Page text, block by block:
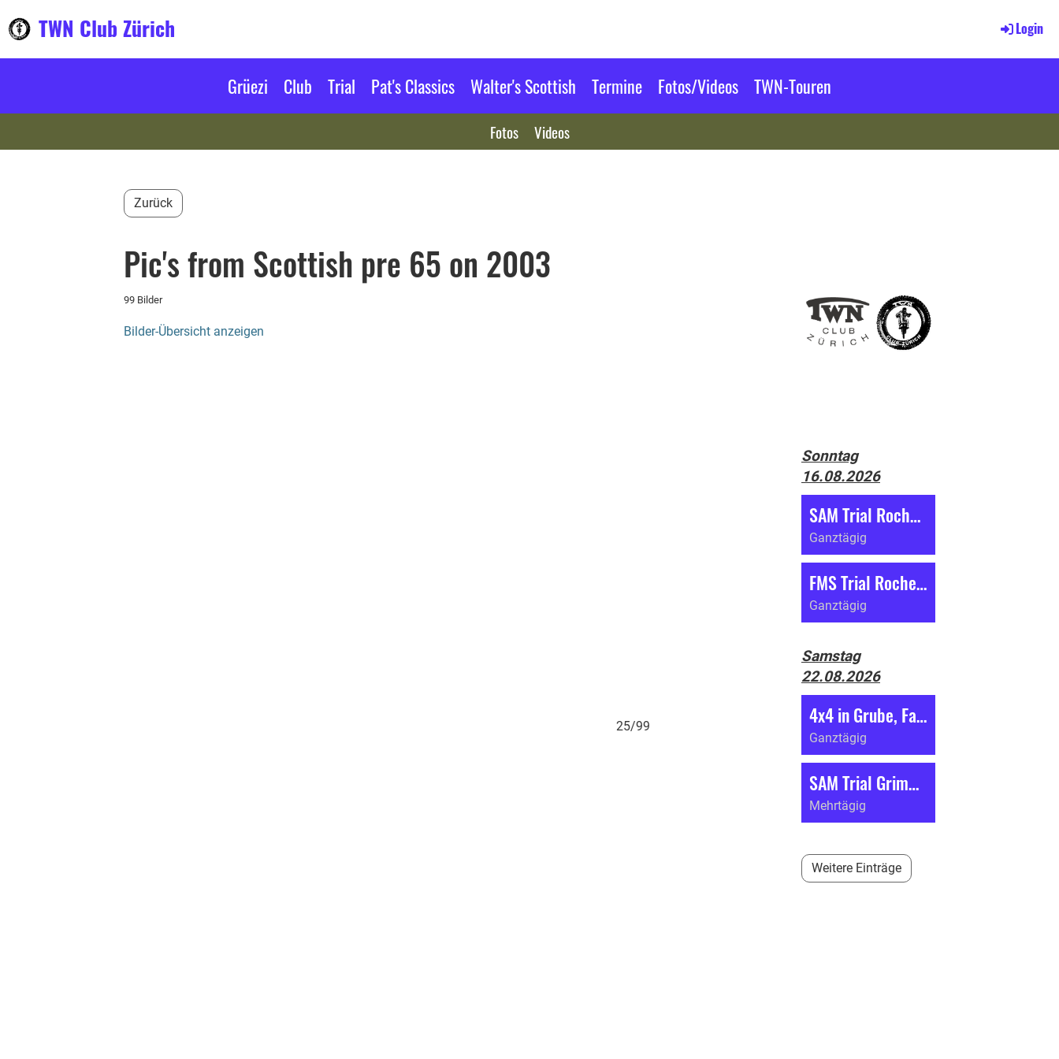
TWN Club Zürich Login
Grüezi Club Trial Pat's Classics Walter's Scottish Termine Fotos/Videos TWN-Touren
Fotos Videos
Zurück
Pic's from Scottish pre 65 on 2003
99 Bilder
Bilder-Übersicht anzeigen
26/99
Sonntag
16.08.2026
SAM Trial Roches (BE)
Ganztägig
FMS Trial Roches (BE)
Ganztägig
Samstag
22.08.2026
4x4 in Grube, Fahrverbot
Ganztägig
SAM Trial Grimmialp (BE)
Mehrtägig
Weitere Einträge